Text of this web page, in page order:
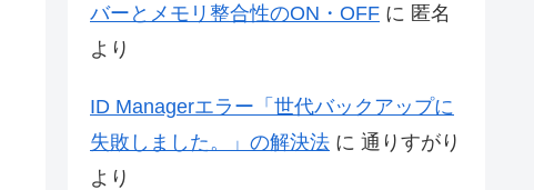
バーとメモリ整合性のON・OFF に 匿名
より
ID Managerエラー「世代バックアップに
失敗しました。」の解決法 に 通りすがり
より